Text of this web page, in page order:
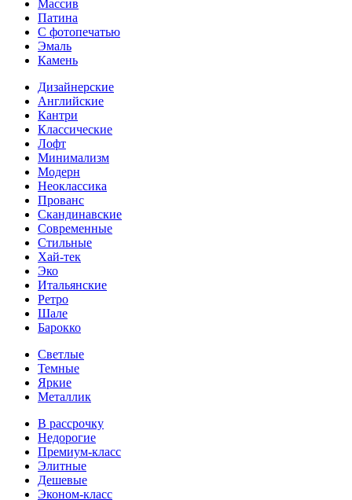
Массив
Патина
С фотопечатью
Эмаль
Камень
Дизайнерские
Английские
Кантри
Классические
Лофт
Минимализм
Модерн
Неоклассика
Прованс
Скандинавские
Современные
Стильные
Хай-тек
Эко
Итальянские
Ретро
Шале
Барокко
Светлые
Темные
Яркие
Металлик
В рассрочку
Недорогие
Премиум-класс
Элитные
Дешевые
Эконом-класс